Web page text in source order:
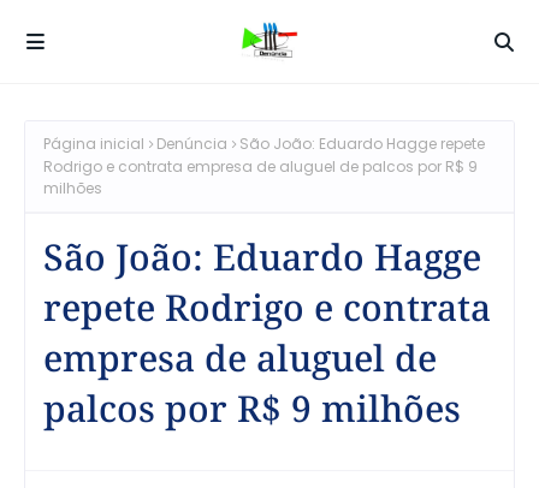
Página inicial Denúncia
São João: Eduardo Hagge repete
Rodrigo e contrata empresa de aluguel de palcos por R$ 9
milhões
São João: Eduardo Hagge
repete Rodrigo e contrata
empresa de aluguel de
palcos por R$ 9 milhões